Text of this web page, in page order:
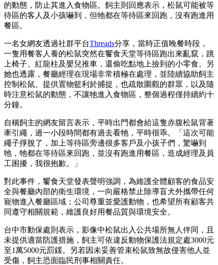
的動態，防止其進入食物區。飼主則回應表示，松鼠可能被等
待區的客人及小孩嚇到，但牠都在等待區來回跑，沒有跑進用
餐區。
一名女網友透過社群平台Threads分享，當時正值晚餐時段，
一隻用餐客人養的松鼠突然在饗食天堂等待區跑出來亂竄，跳
上椅子、紅龍柱及嬰兒推車，還偷吃點地上撿到的小零食。另
她也透露，餐廳經理在現場非常積極在處理，並陸續協助飼主
控制松鼠、提供置物籃利於捕捉，也疏散圍觀的群眾，以及隨
時注意松鼠的動態，不讓牠進入食物區，整個過程僅持續約十
分鐘。
自稱飼主的網友留言表示，平時出門都會給這隻赤腹松鼠背著
牽引繩，過一小段時間都有過去看牠，平時很乖。「這次可能
繩子掙脫了，加上等待區旁邊很多客戶及小孩子們，驚嚇到
牠，牠都在等待區來回跑，並沒有跑進用餐區，造成經理及員
工困擾，我很抱歉。」
對此事件，饗食天堂發表聲明強調，為維護全體顧客的食品安
全與餐廳內部的衛生環境，一向嚴格禁止除導盲犬外攜帶任何
寵物進入餐廳區域；公司尊重並愛護動物，也希望所有顧客共
同遵守相關規範，維護良好用餐品質與環境安全。
台中市動保處則表示，影像中松鼠出入公共場所無人伴同，且
未提供適當防護措施，飼主可依違反動物保護法規定處3000元
至1萬5000元罰鍰。另若因未妥善管束松鼠致無故侵害他人並
受傷，飼主恐面臨民刑事相關責任。